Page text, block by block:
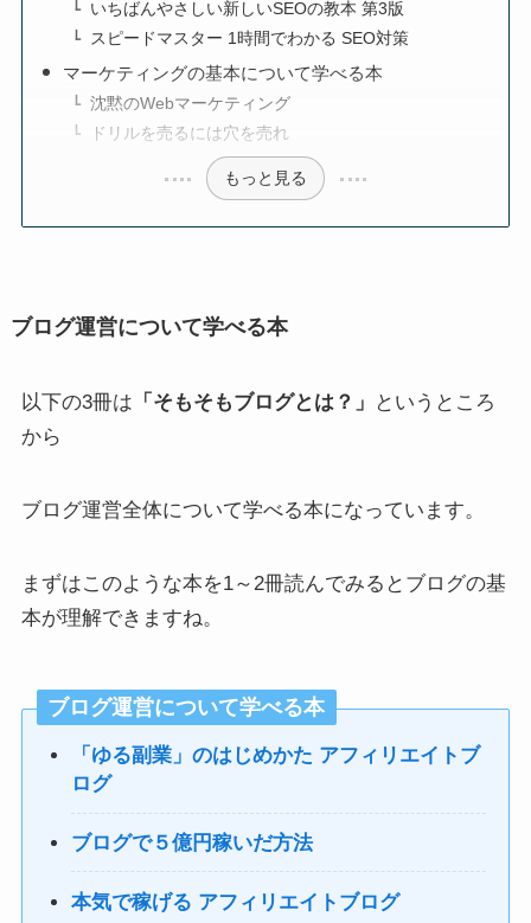
いちばんやさしい新しいSEOの教本 第3版
スピードマスター 1時間でわかる SEO対策
マーケティングの基本について学べる本
沈黙のWebマーケティング
ドリルを売るには穴を売れ
もっと見る
ブログ運営について学べる本
以下の3冊は 「そもそもブログとは？」
というところ
から
ブログ運営全体について学べる本になっています。
まずはこのような本を1～2冊読んでみるとブログの基
本が理解できますね。
ブログ運営について学べる本
「ゆる副業」のはじめかた アフィリエイトブ
ログ
ブログで５億円稼いだ方法
本気で稼げる アフィリエイトブログ